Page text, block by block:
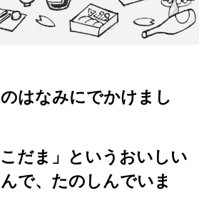
はなみにでかけまし
こだま」というおいしい
で、たのしんでいま